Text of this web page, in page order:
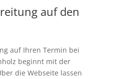
auf den
auf Ihren Termin bei
beginnt mit der
die Webseite lassen